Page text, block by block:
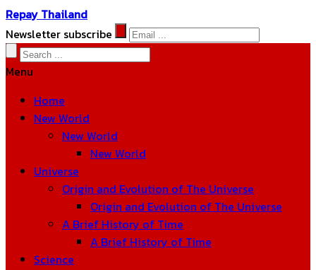
Repay Thailand
Newsletter subscribe
Menu
Home
New World
New World
New World
Universe
Origin and Evolution of The Universe
Origin and Evolution of The Universe
A Brief History of Time
A Brief History of Time
Science